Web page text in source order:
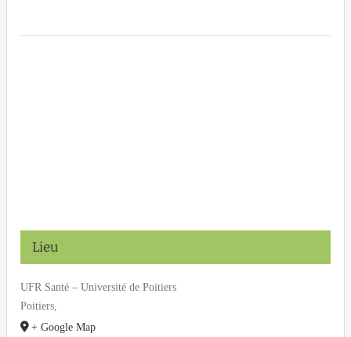
Lieu
UFR Santé – Université de Poitiers
Poitiers
+ Google Map